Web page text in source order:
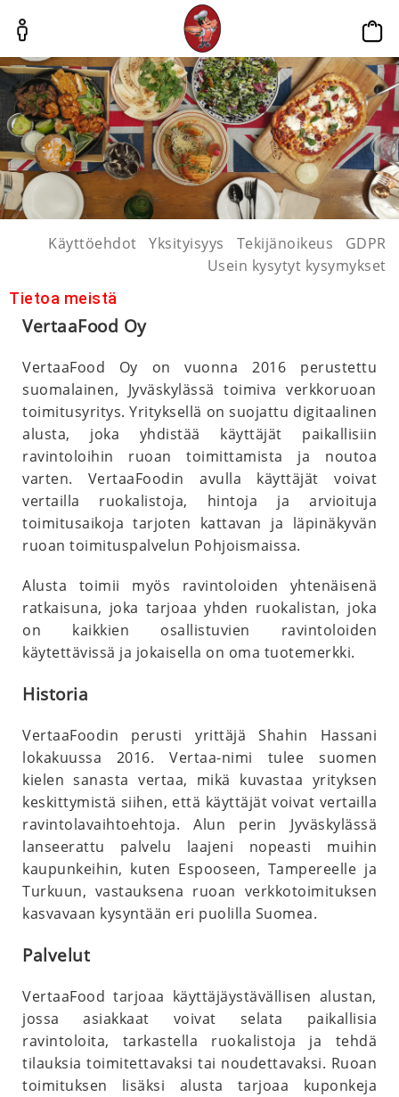
Käyttöehdot Yksityisyys Tekijänoikeus
GDPR
Usein kysytyt kysymykset
Tietoa meistä
VertaaFood Oy
VertaaFood Oy on vuonna 2016 perustettu
suomalainen, Jyväskylässä toimiva verkkoruoan
toimitusyritys. Yrityksellä on suojattu digitaalinen
alusta, joka yhdistää käyttäjät paikallisiin
ravintoloihin ruoan toimittamista ja noutoa
varten. VertaaFoodin avulla käyttäjät voivat
vertailla ruokalistoja, hintoja ja arvioituja
toimitusaikoja tarjoten kattavan ja läpinäkyvän
ruoan toimituspalvelun Pohjoismaissa.
Alusta toimii myös ravintoloiden yhtenäisenä
ratkaisuna, joka tarjoaa yhden ruokalistan, joka
on kaikkien osallistuvien ravintoloiden
käytettävissä ja jokaisella on oma tuotemerkki.
Historia
VertaaFoodin perusti yrittäjä Shahin Hassani
lokakuussa 2016. Vertaa-nimi tulee suomen
kielen sanasta vertaa, mikä kuvastaa yrityksen
keskittymistä siihen, että käyttäjät voivat vertailla
ravintolavaihtoehtoja. Alun perin Jyväskylässä
lanseerattu palvelu laajeni nopeasti muihin
kaupunkeihin, kuten Espooseen, Tampereelle ja
Turkuun, vastauksena ruoan verkkotoimituksen
kasvavaan kysyntään eri puolilla Suomea.
Palvelut
VertaaFood tarjoaa käyttäjäystävällisen alustan,
jossa asiakkaat voivat selata paikallisia
ravintoloita, tarkastella ruokalistoja ja tehdä
tilauksia toimitettavaksi tai noudettavaksi. Ruoan
toimituksen lisäksi alusta tarjoaa kuponkeja